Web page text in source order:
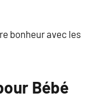
bonheur avec les
Bébé